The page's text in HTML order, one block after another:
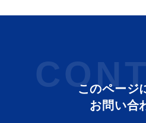
申請書
ダウンロード
このページ
お問い合